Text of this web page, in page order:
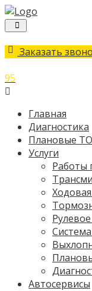
Заказать
95
Главная
Диагностика
Плановые ТО
Услуги
Работы
Автосервисы